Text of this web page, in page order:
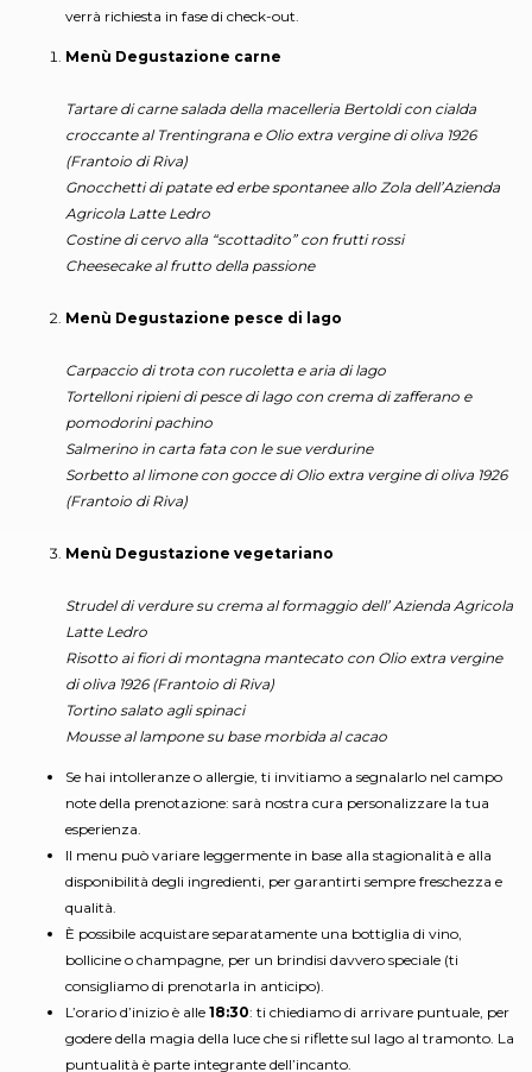
verrà richiesta in fase di check-out.
Menù Degustazione carne
Tartare di carne salada della macelleria Bertoldi con cialda
croccante al Trentingrana e Olio extra vergine di oliva 1926
(Frantoio di Riva)
Gnocchetti di patate ed erbe spontanee allo Zola dell’Azienda
Agricola Latte Ledro
Costine di cervo alla “scottadito” con frutti rossi
Cheesecake al frutto della passione
Menù Degustazione pesce di lago
Carpaccio di trota con rucoletta e aria di lago
Tortelloni ripieni di pesce di lago con crema di zafferano e
pomodorini pachino
Salmerino in carta fata con le sue verdurine
Sorbetto al limone con gocce di Olio extra vergine di oliva 1926
(Frantoio di Riva)
Menù Degustazione vegetariano
Strudel di verdure su crema al formaggio dell’ Azienda Agricola
Latte Ledro
Risotto ai fiori di montagna mantecato con Olio extra vergine
di oliva 1926 (Frantoio di Riva)
Tortino salato agli spinaci
Mousse al lampone su base morbida al cacao
Se hai intolleranze o allergie, ti invitiamo a segnalarlo nel campo
note della prenotazione: sarà nostra cura personalizzare la tua
esperienza.
Il menu può variare leggermente in base alla stagionalità e alla
disponibilità degli ingredienti, per garantirti sempre freschezza e
qualità.
È possibile acquistare separatamente una bottiglia di vino,
bollicine o champagne, per un brindisi davvero speciale (ti
consigliamo di prenotarla in anticipo).
L’orario d’inizio è alle 18:30: ti chiediamo di arrivare puntuale, per
godere della magia della luce che si riflette sul lago al tramonto. La
puntualità è parte integrante dell’incanto.